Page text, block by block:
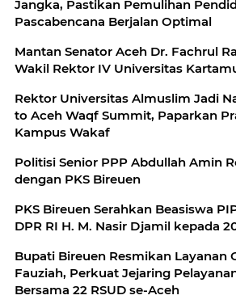
Jangka, Pastikan Pemulihan
Pascabencana Berjalan Optimal
Mantan Senator Aceh Dr. Fachrul
Wakil Rektor IV Universitas
Rektor Universitas Almuslim Jadi
to Aceh Waqf Summit, Paparkan
Kampus Wakaf
Politisi Senior PPP Abdullah Amin
dengan PKS Bireuen
PKS Bireuen Serahkan Beasiswa
DPR RI H. M. Nasir Djamil kepada
Bupati Bireuen Resmikan Layanan
Fauziah, Perkuat Jejaring
Bersama 22 RSUD se-Aceh